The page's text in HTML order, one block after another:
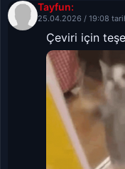
Tayfun:
25.04.2026 / 19:08
Çeviri için